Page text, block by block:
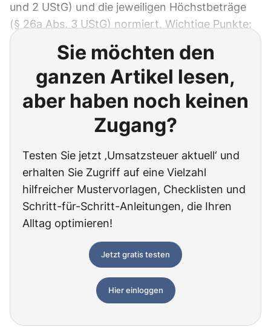
und 2 UStG) und die jeweiligen Höchstbeträge
(§ 26a Abs. 3 UStG) normiert. Wichtige Punkte:
Sie möchten den
ganzen Artikel lesen,
aber haben noch keinen
Zugang?
Testen Sie jetzt ‚Umsatzsteuer aktuell‘ und
erhalten Sie Zugriff auf eine Vielzahl
hilfreicher Mustervorlagen, Checklisten und
Schritt-für-Schritt-Anleitungen, die Ihren
Alltag optimieren!
Jetzt gratis testen
Hier einloggen